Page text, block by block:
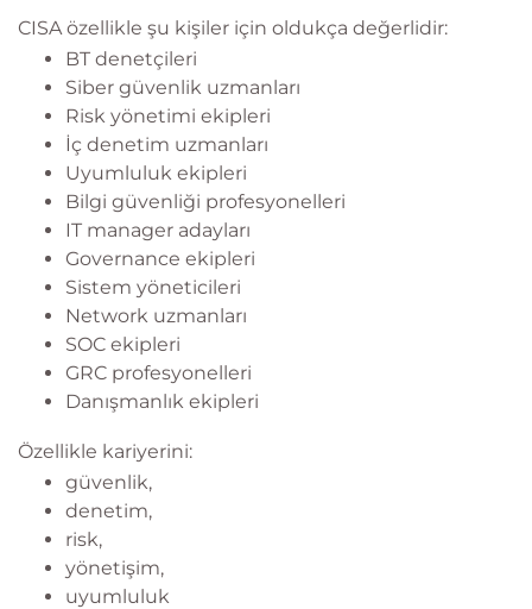
CISA özellikle şu kişiler için oldukça değerlidir:
BT denetçileri
Siber güvenlik uzmanları
Risk yönetimi ekipleri
İç denetim uzmanları
Uyumluluk ekipleri
Bilgi güvenliği profesyonelleri
IT manager adayları
Governance ekipleri
Sistem yöneticileri
Network uzmanları
SOC ekipleri
GRC profesyonelleri
Danışmanlık ekipleri
Özellikle kariyerini:
güvenlik,
denetim,
risk,
yönetişim,
uyumluluk